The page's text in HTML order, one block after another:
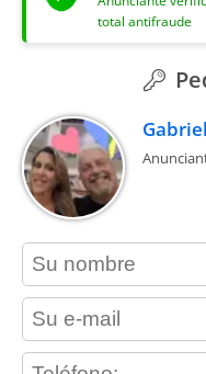
total antifraude
Gabriel
contact_name
contact_email
contact_phone